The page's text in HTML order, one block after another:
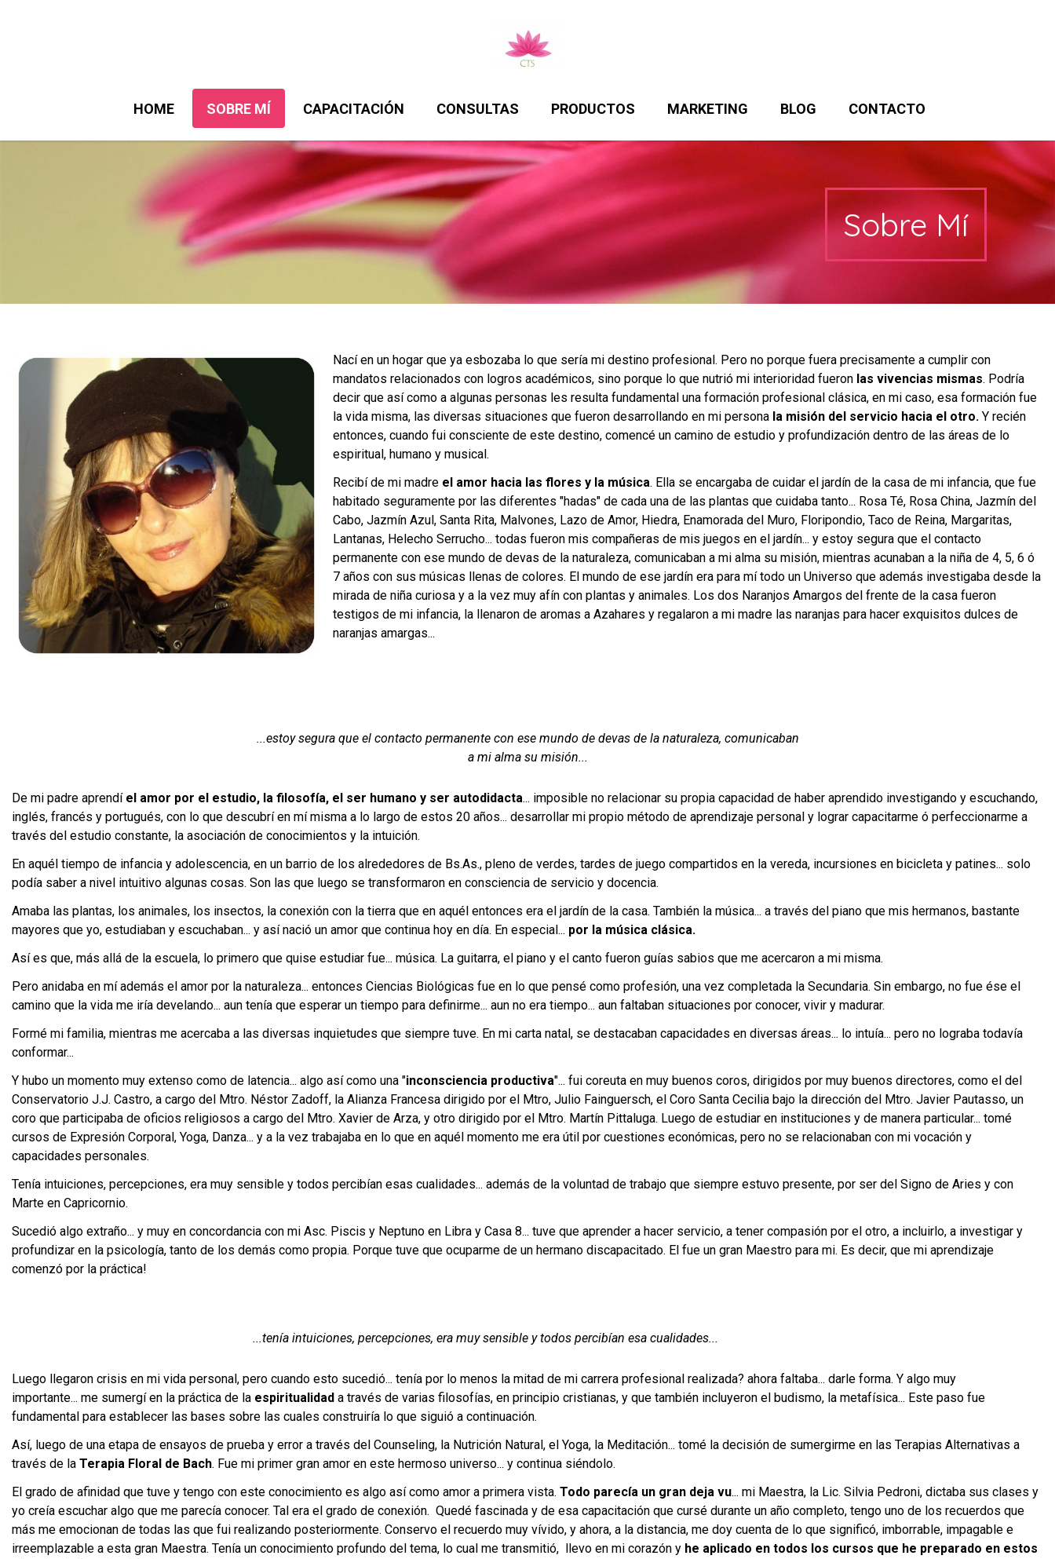
HOME SOBRE MÍ CAPACITACIÓN CONSULTAS PRODUCTOS MARKETING BLOG CONTACTO
Sobre Mí
Nací en un hogar que ya esbozaba lo que sería mi destino profesional. Pero no porque fuera precisamente a cumplir con
mandatos relacionados con logros académicos, sino porque lo que nutrió mi interioridad fueron las vivencias mismas. Podría
decir que así como a algunas personas les resulta fundamental una formación profesional clásica, en mi caso, esa formación fue
la vida misma, las diversas situaciones que fueron desarrollando en mi persona la misión del servicio hacia el otro. Y recién
entonces, cuando fui consciente de este destino, comencé un camino de estudio y profundización dentro de las áreas de lo
espiritual, humano y musical.
Recibí de mi madre el amor hacia las flores y la música. Ella se encargaba de cuidar el jardín de la casa de mi infancia, que fue
habitado seguramente por las diferentes "hadas" de cada una de las plantas que cuidaba tanto... Rosa Té, Rosa China, Jazmín del
Cabo, Jazmín Azul, Santa Rita, Malvones, Lazo de Amor, Hiedra, Enamorada del Muro, Floripondio, Taco de Reina, Margaritas,
Lantanas, Helecho Serrucho... todas fueron mis compañeras de mis juegos en el jardín... y estoy segura que el contacto
permanente con ese mundo de devas de la naturaleza, comunicaban a mi alma su misión, mientras acunaban a la niña de 4, 5, 6 ó
7 años con sus músicas llenas de colores. El mundo de ese jardín era para mí todo un Universo que además investigaba desde la
mirada de niña curiosa y a la vez muy afín con plantas y animales. Los dos Naranjos Amargos del frente de la casa fueron
testigos de mi infancia, la llenaron de aromas a Azahares y regalaron a mi madre las naranjas para hacer exquisitos dulces de
naranjas amargas...
...estoy segura que el contacto permanente con ese mundo de devas de la naturaleza, comunicaban
a mi alma su misión...
De mi padre aprendí el amor por el estudio, la filosofía, el ser humano y ser autodidacta... imposible no relacionar su propia capacidad de haber aprendido investigando y escuchando,
inglés, francés y portugués, con lo que descubrí en mí misma a lo largo de estos 20 años... desarrollar mi propio método de aprendizaje personal y lograr capacitarme ó perfeccionarme a
través del estudio constante, la asociación de conocimientos y la intuición.
En aquél tiempo de infancia y adolescencia, en un barrio de los alrededores de Bs.As., pleno de verdes, tardes de juego compartidos en la vereda, incursiones en bicicleta y patines... solo
podía saber a nivel intuitivo algunas cosas. Son las que luego se transformaron en consciencia de servicio y docencia.
Amaba las plantas, los animales, los insectos, la conexión con la tierra que en aquél entonces era el jardín de la casa. También la música... a través del piano que mis hermanos, bastante
mayores que yo, estudiaban y escuchaban... y así nació un amor que continua hoy en día. En especial... por la música clásica.
Así es que, más allá de la escuela, lo primero que quise estudiar fue... música. La guitarra, el piano y el canto fueron guías sabios que me acercaron a mi misma.
Pero anidaba en mí además el amor por la naturaleza... entonces Ciencias Biológicas fue en lo que pensé como profesión, una vez completada la Secundaria. Sin embargo, no fue ése el
camino que la vida me iría develando... aun tenía que esperar un tiempo para definirme... aun no era tiempo... aun faltaban situaciones por conocer, vivir y madurar.
Formé mi familia, mientras me acercaba a las diversas inquietudes que siempre tuve. En mi carta natal, se destacaban capacidades en diversas áreas... lo intuía... pero no lograba todavía
conformar...
Y hubo un momento muy extenso como de latencia... algo así como una "inconsciencia productiva"... fui coreuta en muy buenos coros, dirigidos por muy buenos directores, como el del
Conservatorio J.J. Castro, a cargo del Mtro. Néstor Zadoff, la Alianza Francesa dirigido por el Mtro, Julio Fainguersch, el Coro Santa Cecilia bajo la dirección del Mtro. Javier Pautasso, un
coro que participaba de oficios religiosos a cargo del Mtro. Xavier de Arza, y otro dirigido por el Mtro. Martín Pittaluga. Luego de estudiar en instituciones y de manera particular... tomé
cursos de Expresión Corporal, Yoga, Danza... y a la vez trabajaba en lo que en aquél momento me era útil por cuestiones económicas, pero no se relacionaban con mi vocación y
capacidades personales.
Tenía intuiciones, percepciones, era muy sensible y todos percibían esas cualidades... además de la voluntad de trabajo que siempre estuvo presente, por ser del Signo de Aries y con
Marte en Capricornio.
Sucedió algo extraño... y muy en concordancia con mi Asc. Piscis y Neptuno en Libra y Casa 8... tuve que aprender a hacer servicio, a tener compasión por el otro, a incluirlo, a investigar y
profundizar en la psicología, tanto de los demás como propia. Porque tuve que ocuparme de un hermano discapacitado. El fue un gran Maestro para mi. Es decir, que mi aprendizaje
comenzó por la práctica!
...tenía intuiciones, percepciones, era muy sensible y todos percibían esa cualidades...
Luego llegaron crisis en mi vida personal, pero cuando esto sucedió... tenía por lo menos la mitad de mi carrera profesional realizada? ahora faltaba... darle forma. Y algo muy
importante... me sumergí en la práctica de la espiritualidad a través de varias filosofías, en principio cristianas, y que también incluyeron el budismo, la metafísica... Este paso fue
fundamental para establecer las bases sobre las cuales construiría lo que siguió a continuación.
Así, luego de una etapa de ensayos de prueba y error a través del Counseling, la Nutrición Natural, el Yoga, la Meditación... tomé la decisión de sumergirme en las Terapias Alternativas a
través de la Terapia Floral de Bach. Fue mi primer gran amor en este hermoso universo... y continua siéndolo.
El grado de afinidad que tuve y tengo con este conocimiento es algo así como amor a primera vista. Todo parecía un gran deja vu... mi Maestra, la Lic. Silvia Pedroni, dictaba sus clases y
yo creía escuchar algo que me parecía conocer. Tal era el grado de conexión. Quedé fascinada y de esa capacitación que cursé durante un año completo, tengo uno de los recuerdos que
más me emocionan de todas las que fui realizando posteriormente. Conservo el recuerdo muy vívido, y ahora, a la distancia, me doy cuenta de lo que significó, imborrable, impagable e
irreemplazable a esta gran Maestra. Tenía un conocimiento profundo del tema, lo cual me transmitió, llevo en mi corazón y he aplicado en todos los cursos que he preparado en estos